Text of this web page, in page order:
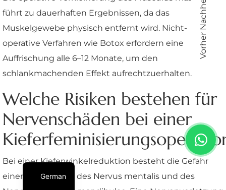
führt zu dauerhaften Ergebnissen, da das
Muskelgewebe physisch entfernt wird. Nicht-
operative Verfahren wie Botox erfordern eine
Auffrischung alle 6–12 Monate, um den
schlankmachenden Effekt aufrechtzuerhalten.
Welche Risiken bestehen für
Nervenschäden bei einer
Bei einer Kieferwinkelreduktion besteht die Gefahr
einer Schädigung des Nervus mentalis und des
Vorher Nachher >
German